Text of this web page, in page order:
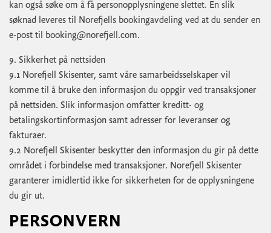
kan også søke om å få personopplysningene slettet. En slik
søknad leveres til Norefjells bookingavdeling ved at du sender en
e-post til booking@norefjell.com.
9. Sikkerhet på nettsiden
9.1 Norefjell Skisenter, samt våre samarbeidsselskaper vil
komme til å bruke den informasjon du oppgir ved transaksjoner
på nettsiden. Slik informasjon omfatter kreditt- og
betalingskortinformasjon samt adresser for leveranser og
fakturaer.
9.2 Norefjell Skisenter beskytter den informasjon du gir på dette
området i forbindelse med transaksjoner. Norefjell Skisenter
garanterer imidlertid ikke for sikkerheten for de opplysningene
du gir ut.
PERSONVERN